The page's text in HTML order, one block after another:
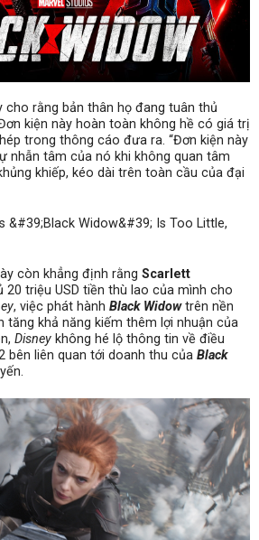
cho rằng bản thân họ đang tuân thủ
kiện này hoàn toàn không hề có giá trị
trong thông cáo đưa ra. “Đơn kiện này
nhẫn tâm của nó khi không quan tâm
khiếp, kéo dài trên toàn cầu của đại
còn khẳng định rằng Scarlett
20 triệu USD tiền thù lao của mình cho
, việc phát hành Black Widow trên nền
tăng khả năng kiếm thêm lợi nhuận của
Disney không hé lộ thông tin về điều
bên liên quan tới doanh thu của Black